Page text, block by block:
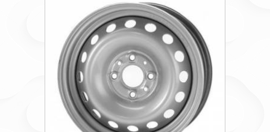
Технические характеристики
Происхождение Импортная